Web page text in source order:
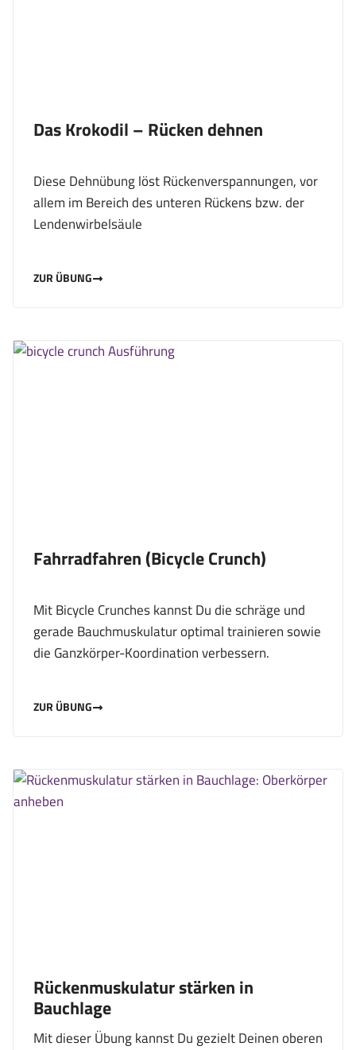
Das Krokodil – Rücken dehnen
Diese Dehnübung löst Rückenverspannungen, vor
allem im Bereich des unteren Rückens bzw. der
Lendenwirbelsäule
ZUR ÜBUNG
Fahrradfahren (Bicycle Crunch)
Mit Bicycle Crunches kannst Du die schräge und
gerade Bauchmuskulatur optimal trainieren sowie
die Ganzkörper-Koordination verbessern.
ZUR ÜBUNG
Rückenmuskulatur stärken in
Bauchlage
Mit dieser Übung kannst Du gezielt Deinen oberen